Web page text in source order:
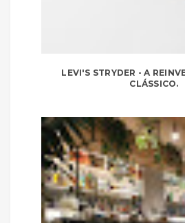
LEVI'S STRYDER - A
CLÁSSICO.